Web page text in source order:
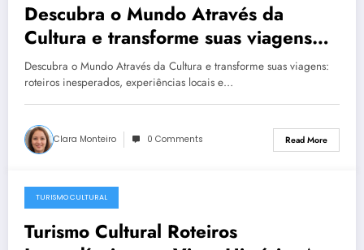
Descubra o Mundo Através da
Cultura e transforme suas viagens
com roteiros de turismo cultural,
experiências autênticas e dicas locais
Descubra o Mundo Através da Cultura e transforme suas viagens:
roteiros inesperados, experiências locais e…
Clara Monteiro 0 Comments Read More
December 23, 2025
TURISMO CULTURAL
Turismo Cultural Roteiros